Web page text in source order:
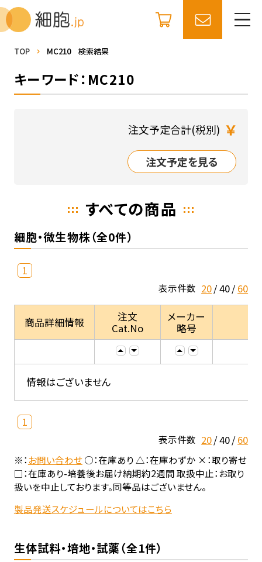
TOP MC210 検索結果
キーワード：MC210
注文予定合計(税別) ￥
注文予定を見る
すべての商品
細胞・微生物株（全0件）
1
表示件数 20 40 60
商品詳細情報
注文
Cat.No
メーカー
略号
情報はございません
1
表示件数 20 40 60
※：お問い合わせ○：在庫あり △：在庫わずか ×：取り寄せ
□：在庫あり-培養後お届け納期約2週間 取扱中止：お取り
扱いを中止しております。同等品はございません。
製品発送スケジュールについてはこちら
生体試料・培地・試薬（全1件）